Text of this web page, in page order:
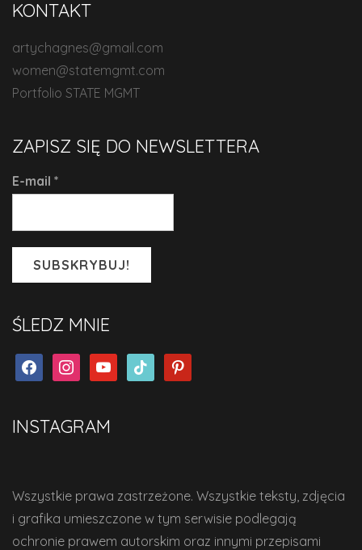
KONTAKT
artychagnes@gmail.com
women@statemgmt.com
Portfolio STATE MGMT
ZAPISZ SIĘ DO NEWSLETTERA
E-mail *
ŚLEDZ MNIE
facebookinstagramyoutubetiktok pinterest
INSTAGRAM
Wszystkie prawa zastrzeżone. Wszystkie teksty, zdjęcia
i grafika umieszczone w tym serwisie podlegają
ochronie prawem autorskim oraz innymi przepisami